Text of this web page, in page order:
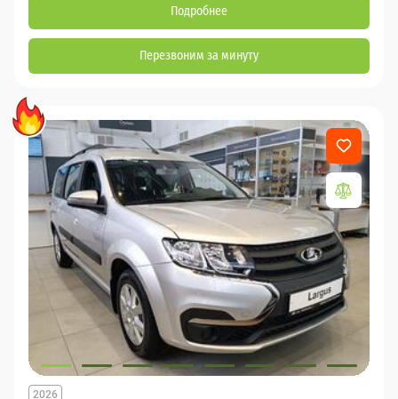
Подробнее
Перезвоним за минуту
2026